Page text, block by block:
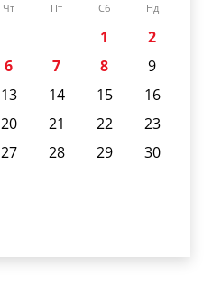
Чт Пт Сб Нд
1
2
6 7 8
9
13 14 15
16
20 21 22
23
27 28 29
30